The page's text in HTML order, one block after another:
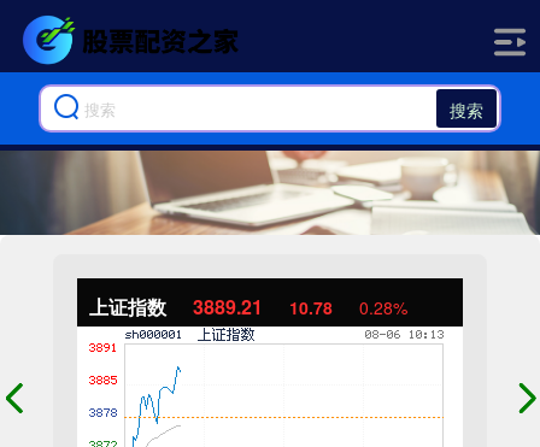
搜索
上证指数 3889.65 11.22 0.29%